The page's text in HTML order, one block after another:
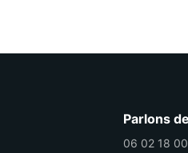
Parlons
06 02 18